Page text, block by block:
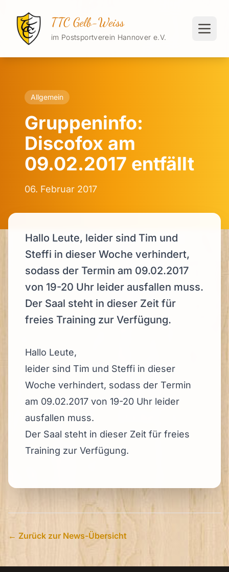
TTC Gelb-Weiss
im Postsportverein Hannover e.V.
Allgemein
Gruppeninfo:
Discofox am
09.02.2017 entfällt
06. Februar 2017
Hallo Leute, leider sind Tim und
Steffi in dieser Woche verhindert,
sodass der Termin am 09.02.2017
von 19-20 Uhr leider ausfallen muss.
Der Saal steht in dieser Zeit für
freies Training zur Verfügung.
Hallo Leute,
leider sind Tim und Steffi in dieser
Woche verhindert, sodass der Termin
am 09.02.2017 von 19-20 Uhr leider
ausfallen muss.
Der Saal steht in dieser Zeit für freies
Training zur Verfügung.
← Zurück zur News-Übersicht